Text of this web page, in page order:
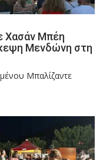
Χασάν Μπέη
Μενδώνη στη
Μπαλίζαντε